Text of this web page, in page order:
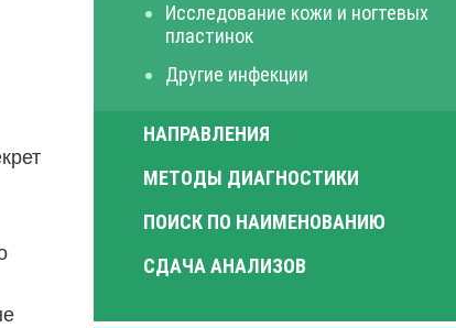
Исследование кожи и ногтевых
пластинок
Другие инфекции
НАПРАВЛЕНИЯ
МЕТОДЫ ДИАГНОСТИКИ
ПОИСК ПО НАИМЕНОВАНИЮ
СДАЧА АНАЛИЗОВ